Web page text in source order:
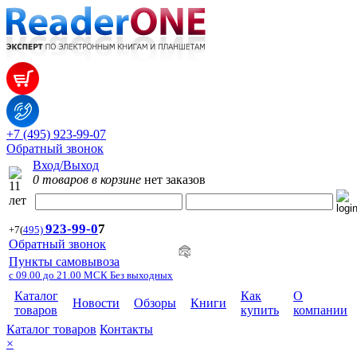
+7 (495) 923-99-07
Обратный звонок
Вход/Выход
0 товаров в корзине нет заказов
+7(495) 923-99-07
Обратный звонок
Пункты самовывоза
с 09.00 до 21.00 МСК Без выходных
Каталог
товаров
Новости Обзоры Книги
Как
купить
О
компании
Каталог товаров Контакты
×